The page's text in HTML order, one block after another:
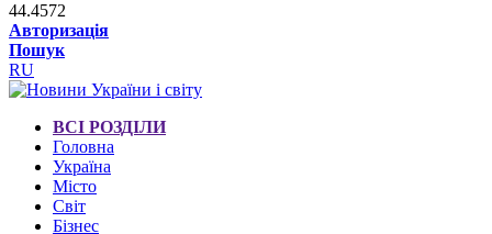
44.4572
Авторизація
Пошук
RU
ВСІ РОЗДІЛИ
Головна
Україна
Місто
Світ
Бізнес